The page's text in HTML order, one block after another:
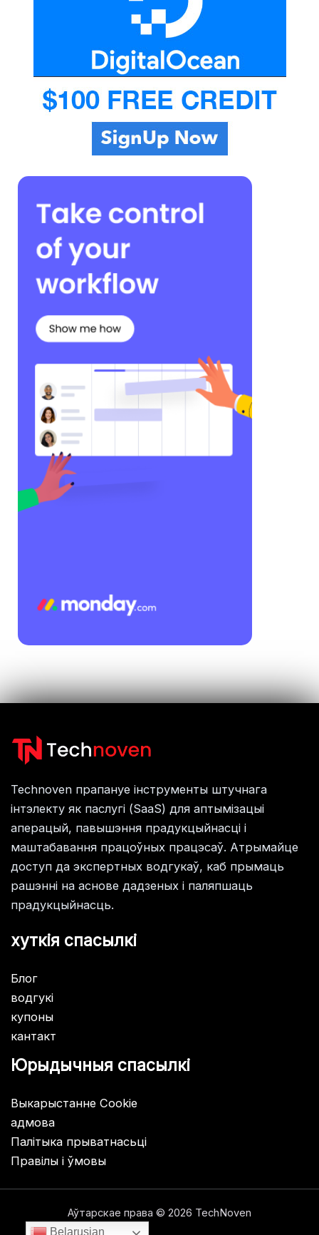
Technoven прапануе інструменты штучнага
інтэлекту як паслугі (SaaS) для аптымізацыі
аперацый, павышэння прадукцыйнасці і
маштабавання працоўных працэсаў. Атрымайце
доступ да экспертных водгукаў, каб прымаць
рашэнні на аснове дадзеных і паляпшаць
прадукцыйнасць.
хуткія спасылкі
Блог
водгукі
купоны
кантакт
Юрыдычныя спасылкі
Выкарыстанне Cookie
адмова
Палітыка прыватнасьці
Правілы і ўмовы
Аўтарскае права © 2026 TechNoven
Belarusian